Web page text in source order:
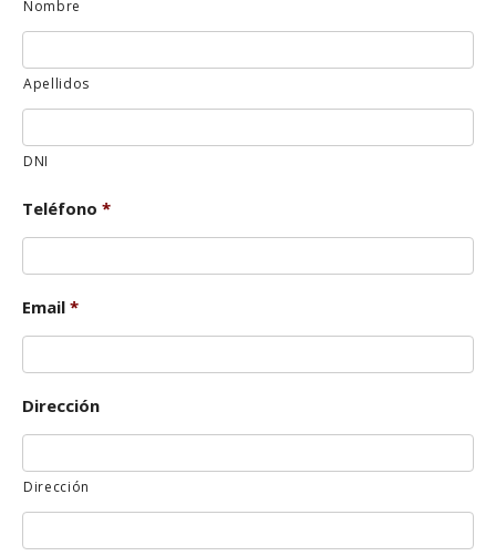
Nombre
Apellidos
DNI
Teléfono *
Email *
Dirección
Dirección